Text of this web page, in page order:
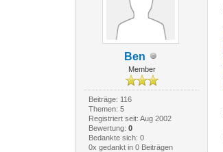
Ben
Member
Beiträge: 116
Themen: 5
Registriert seit: Aug 2002
Bewertung: 0
Bedankte sich: 0
0x gedankt in 0 Beiträgen